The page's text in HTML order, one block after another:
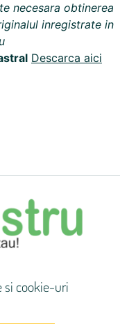
necesara obtinerea
inregistrate in
Descarca aici
si cookie-uri